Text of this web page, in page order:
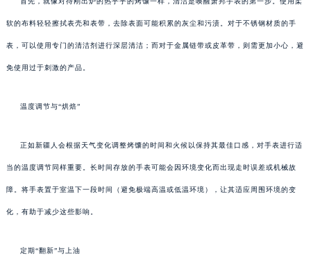
软的布料轻轻擦拭表壳和表带，去除表面可能积累的灰尘和污渍。对于不锈钢材质的手
表，可以使用专门的清洁剂进行深层清洁；而对于金属链带或皮革带，则需更加小心，避
免使用过于刺激的产品。
温度调节与“烘焙”
正如新疆人会根据天气变化调整烤馕的时间和火候以保持其最佳口感，对手表进行适
当的温度调节同样重要。长时间存放的手表可能会因环境变化而出现走时误差或机械故
障。将手表置于室温下一段时间（避免极端高温或低温环境），让其适应周围环境的变
化，有助于减少这些影响。
定期“翻新”与上油